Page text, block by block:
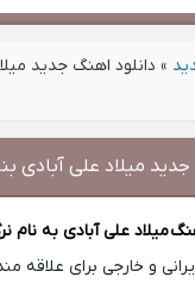
» دانلود اهنگ جدید
میلاد علی آبادی
میلاد علی آبادی به نام
و خارجی برای علاقه